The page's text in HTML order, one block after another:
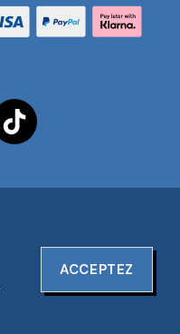
UK TOUS
L'ENTREPRISE :ACCEPTEZ